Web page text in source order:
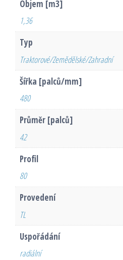
Objem [m3]
1,36
Typ
Traktorové/Zemědělské/Zahradní
Šířka [palců/mm]
480
Průměr [palců]
42
Profil
80
Provedení
TL
Uspořádání
radiální